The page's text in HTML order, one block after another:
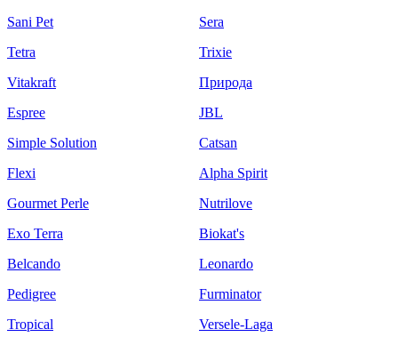
Sani Pet
Sera
Tetra
Trixie
Vitakraft
Природа
Espree
JBL
Simple Solution
Catsan
Flexi
Alpha Spirit
Gourmet Perle
Nutrilove
Exo Terra
Biokat's
Belcando
Leonardo
Pedigree
Furminator
Tropical
Versele-Laga